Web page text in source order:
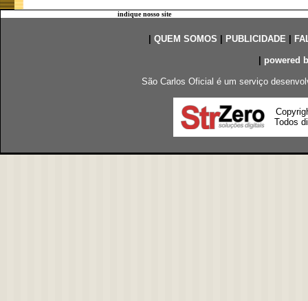
indique nosso site
QUEM SOMOS PUBLICIDADE|
powered
São Carlos Oficial é um serviço
Todos